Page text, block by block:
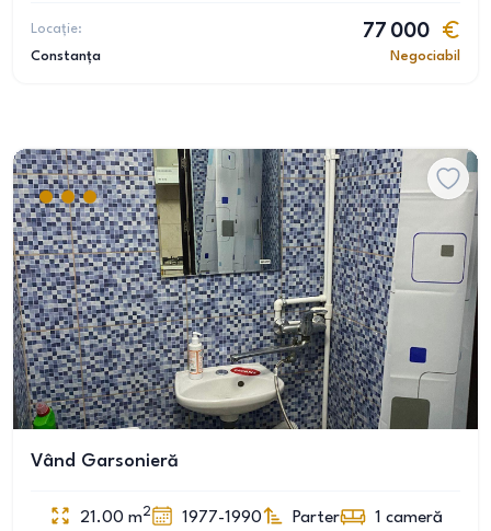
Locație:
Constanța
77 000
Negociabil
Vând Garsonieră
21.00 m2 1977-1990 Parter 1 cameră